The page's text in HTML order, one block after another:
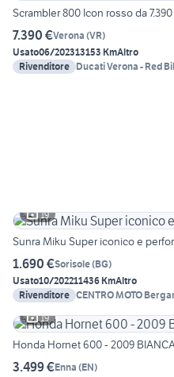
Scrambler 800 Icon rosso da
7.390 €Verona (VR)
Usato06/202313153 KmAltro
Rivenditore Ducati Verona - Red
19
Sunra Miku Super iconico e
1.690 €Sorisole(BG)
Usato10/202211436 KmAltro
Rivenditore CENTRO MOTO
19
Honda Hornet 600 - 2009
3.499 €Enna (EN)